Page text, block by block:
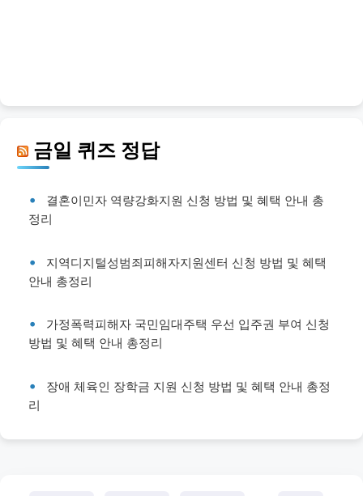
금일 퀴즈 정답
결혼이민자 역량강화지원 신청 방법 및 혜택 안내 총
정리
지역디지털성범죄피해자지원센터 신청 방법 및 혜택
안내 총정리
가정폭력피해자 국민임대주택 우선 입주권 부여 신청
방법 및 혜택 안내 총정리
장애 체육인 장학금 지원 신청 방법 및 혜택 안내 총정
리